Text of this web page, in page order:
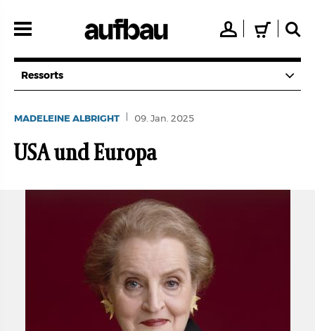
zum
👤 🛒 🔍
Ressorts
MADELEINE ALBRIGHT 09. Jan. 2025
USA und Europa